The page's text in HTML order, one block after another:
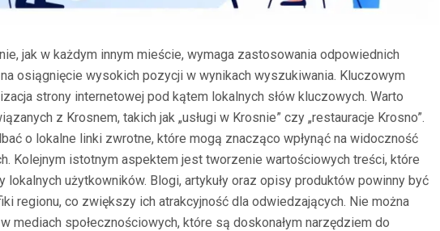
jak w każdym innym mieście, wymaga zastosowania odpowiednich
osiągnięcie wysokich pozycji w wynikach wyszukiwania. Kluczowym
strony internetowej pod kątem lokalnych słów kluczowych. Warto
z Krosnem, takich jak „usługi w Krosnie” czy „restauracje Krosno”.
o lokalne linki zwrotne, które mogą znacząco wpłynąć na widoczność
Kolejnym istotnym aspektem jest tworzenie wartościowych treści, które
lokalnych użytkowników. Blogi, artykuły oraz opisy produktów powinny być
regionu, co zwiększy ich atrakcyjność dla odwiedzających. Nie można
mediach społecznościowych, które są doskonałym narzędziem do